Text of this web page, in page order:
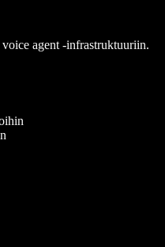
agent -infrastruktuuriin.